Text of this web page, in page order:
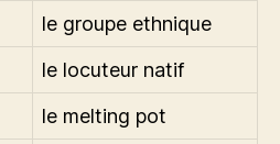
le groupe ethnique
le locuteur natif
le melting pot